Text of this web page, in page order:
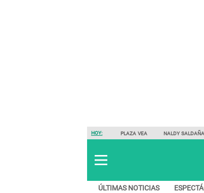
HOY: PLAZA VEA NALDY SALDAÑA
ÚLTIMAS NOTICIAS